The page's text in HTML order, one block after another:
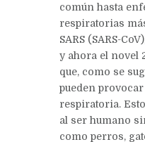
común hasta
respiratorias
SARS (SARS-
y ahora el novel
que, como se
pueden
respiratoria.
al ser humano
como perros,